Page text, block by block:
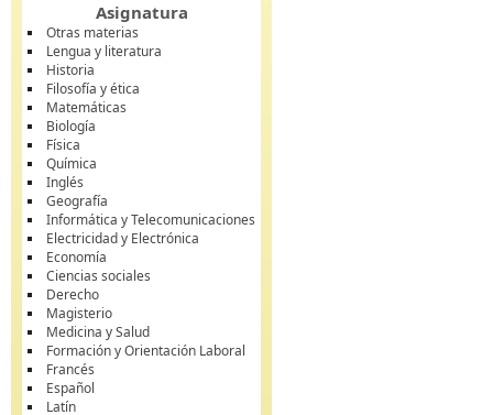
Asignatura
Otras materias
Lengua y literatura
Historia
Filosofía y ética
Matemáticas
Biología
Física
Química
Inglés
Geografía
Informática y Telecomunicaciones
Electricidad y Electrónica
Economía
Ciencias sociales
Derecho
Magisterio
Medicina y Salud
Formación y Orientación Laboral
Francés
Español
Latín